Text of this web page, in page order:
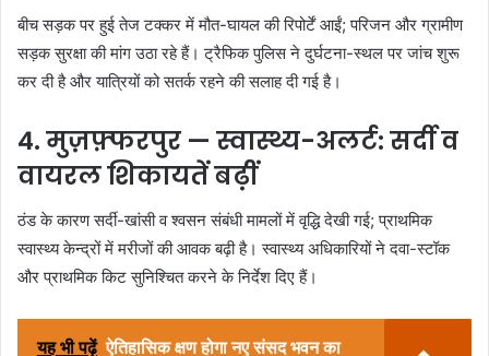
बीच सड़क पर हुई तेज टक्कर में मौत-घायल की रिपोर्टें आईं; परिजन और ग्रामीण
सड़क सुरक्षा की मांग उठा रहे हैं। ट्रैफिक पुलिस ने दुर्घटना-स्थल पर जांच शुरू
कर दी है और यात्रियों को सतर्क रहने की सलाह दी गई है।
4. मुज़फ़्फरपुर — स्वास्थ्य-अलर्ट: सर्दी व
वायरल शिकायतें बढ़ीं
ठंड के कारण सर्दी-खांसी व श्वसन संबंधी मामलों में वृद्धि देखी गई; प्राथमिक
स्वास्थ्य केन्द्रों में मरीजों की आवक बढ़ी है। स्वास्थ्य अधिकारियों ने दवा-स्टॉक
और प्राथमिक किट सुनिश्चित करने के निर्देश दिए हैं।
यह भी पढ़ें ऐतिहासिक क्षण होगा नए संसद भवन का